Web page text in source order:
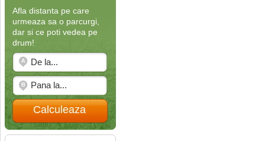
Afla distanta pe care
urmeaza sa o parcurgi,
dar si ce poti vedea pe
drum!
Calculeaza